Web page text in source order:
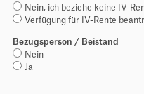
Nein, ich beziehe keine IV-
Verfügung für IV-Rente
Bezugsperson / Beistand
Nein
Ja